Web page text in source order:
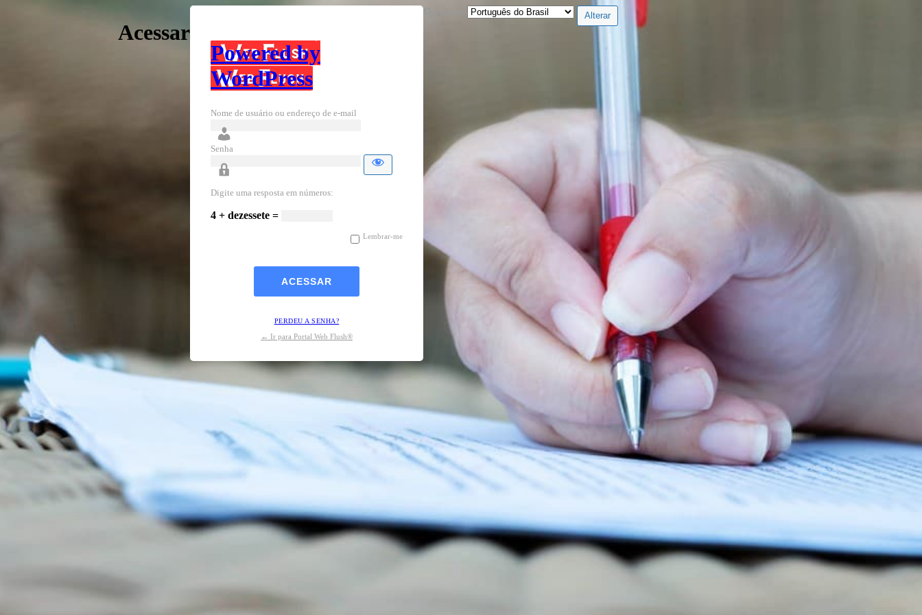
Acessar
Powered by
WordPress
Nome de usuário ou endereço de e-mail
Senha
Digite uma resposta em números:
4 + dezessete =
Lembrar-me
PERDEU A SENHA?
← Ir para Portal Web Flush®